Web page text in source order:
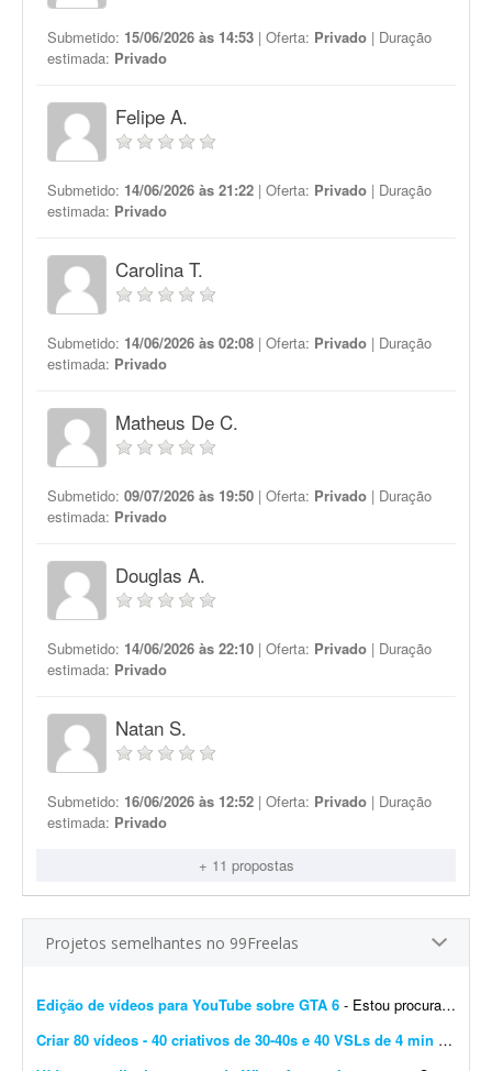
Submetido: 15/06/2026 às 14:53 | Oferta: Privado | Duração
estimada: Privado
Felipe A.
Submetido: 14/06/2026 às 21:22 | Oferta: Privado | Duração
estimada: Privado
Carolina T.
Submetido: 14/06/2026 às 02:08 | Oferta: Privado | Duração
estimada: Privado
Matheus De C.
Submetido: 09/07/2026 às 19:50 | Oferta: Privado | Duração
estimada: Privado
Douglas A.
Submetido: 14/06/2026 às 22:10 | Oferta: Privado | Duração
estimada: Privado
Natan S.
Submetido: 16/06/2026 às 12:52 | Oferta: Privado | Duração
estimada: Privado
+ 11 propostas
Projetos semelhantes no 99Freelas
Edição de vídeos para YouTube sobre GTA 6 - Estou procurando um editor de vídeo para editar vídeos longos para YouTube, mais especificamente sobre GTA 6. A edição não precisa ser muito sofisticada. Procuro...
Criar 80 vídeos - 40 criativos de 30-40s e 40 VSLs de 4 min